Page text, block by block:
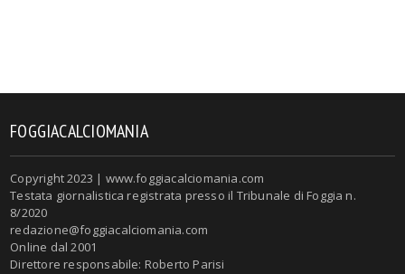
FOGGIACALCIOMANIA
Copyright 2023 | www.foggiacalciomania.com
Testata giornalistica registrata presso il Tribunale di Foggia n.
8/2020
redazione@foggiacalciomania.com
Online dal 2001
Direttore responsabile: Roberto Parisi